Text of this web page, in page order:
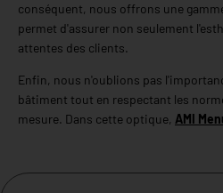
conséquent, nous offrons une
permet d'assurer non seulement
attentes des clients.
Enfin, nous n'oublions pas
bâtiment tout en respectant les
mesure. Dans cette optique, AMI